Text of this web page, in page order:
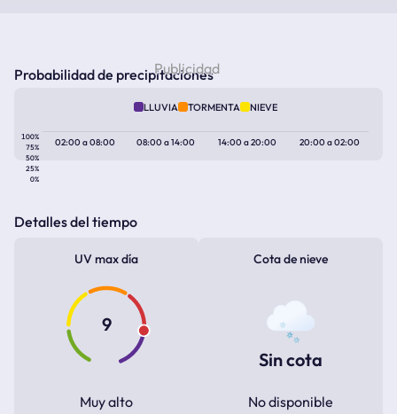
Probabilidad de precipitaciones
LLUVIA TORMENTA NIEVE
100%
75%
50%
25%
0%
02:00a08:00 08:00a14:00 14:00a20:00 20:00a02:00
Detalles del tiempo
UV max día
9
Muy alto
Cota de nieve
Sin cota
No disponible